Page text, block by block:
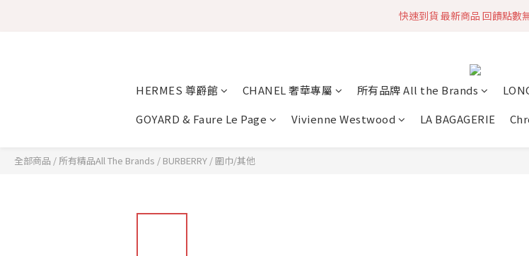
加入社群 獲取最新商品資
快速到貨 最新商品 回饋點數
HERMES 尊爵館 CHANEL 奢華專屬 所有品牌 All the Brands
GOYARD & Faure Le Page
Vivienne Westwood LA BAGAGERIE
全部商品 / 所有精品All The Brands / BURBERRY / 圍巾/其他